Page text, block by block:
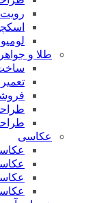
رویت
طلا و
عکاسی